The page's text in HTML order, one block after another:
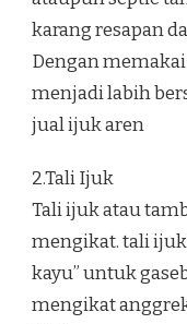
karang resapan
Dengan
menjadi labih
jual ijuk aren
2.Tali Ijuk
Tali ijuk atau
mengikat. tali
kayu” untuk
mengikat